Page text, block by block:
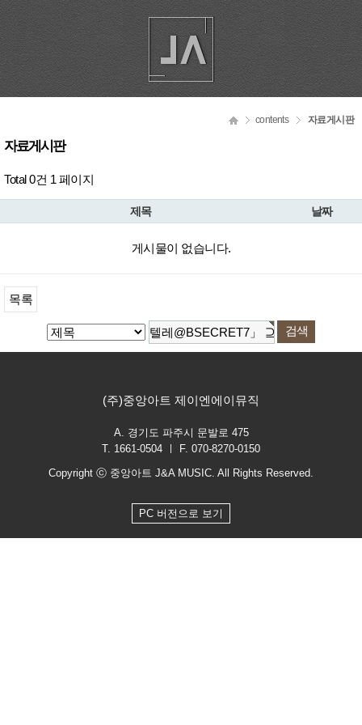
contents 자료게시판
자료게시판
Total 0건 1 페이지
제목 날짜
게시물이 없습니다.
목록
(주)중앙아트 제이엔에이뮤직
A. 경기도 파주시 문발로 475
T. 1661-0504 ㅣ F. 070-8270-0150
Copyright ⓒ 중앙아트 J&A MUSIC. All Rights Reserved.
PC 버전으로 보기